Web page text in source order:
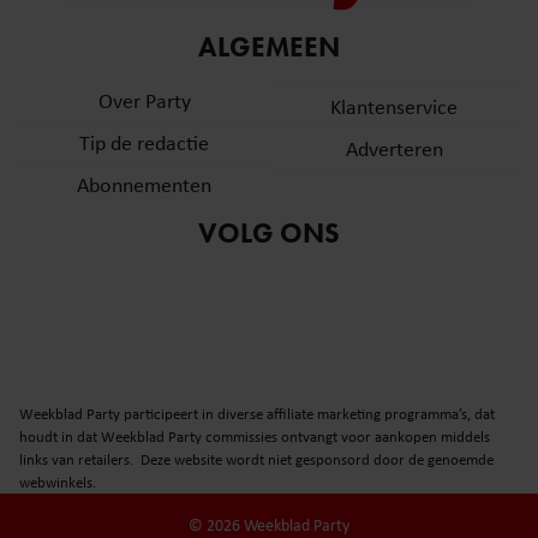
partners voor social media, adverteren en analyse. Deze
informatie die u aan ze heeft verstrekt of die ze hebben
verzameld op basis van uw gebruik van hun services. U
gebruiken.
ALGEMEEN
Over Party
Tip de redactie
Abonnementen
Klantenservice
Adverteren
VOLG ONS
Weekblad Party participeert in diverse affiliate marketing programma’s, dat
houdt in dat Weekblad Party commissies ontvangt voor aankopen middels
links van retailers. Deze website wordt niet gesponsord door de genoemde
webwinkels.
© 2026 Weekblad Party